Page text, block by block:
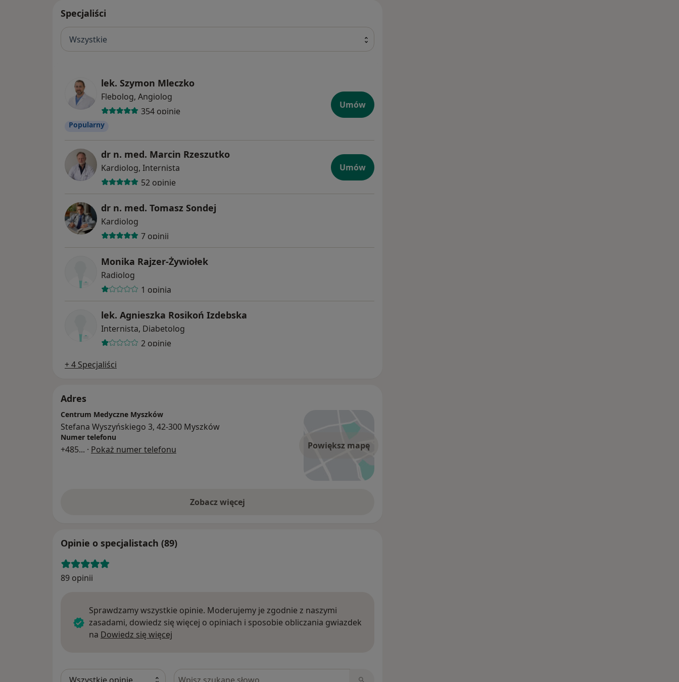
Specjaliści
Wszystkie
lek. Szymon Mleczko
Flebolog, Angiolog
354 opinie
Popularny
Umów
dr n. med. Marcin Rzeszutko
Kardiolog, Internista
52 opinie
Umów
dr n. med. Tomasz Sondej
Kardiolog
7 opinii
Monika Rajzer-Żywiołek
Radiolog
1 opinia
lek. Agnieszka Rosikoń Izdebska
Internista, Diabetolog
2 opinie
+ 4 Specjaliści
Adres
Powiększ mapę
Centrum Medyczne Myszków
Stefana Wyszyńskiego 3, 42-300 Myszków
Numer telefonu
+485... · Pokaż numer telefonu
Zobacz więcej
Opinie o specjalistach (89)
89 opinii
Sprawdzamy wszystkie opinie. Moderujemy je zgodnie z naszymi
zasadami, dowiedz się więcej o opiniach i sposobie obliczania gwiazdek
na Dowiedz się więcej
Szukaj w opiniach